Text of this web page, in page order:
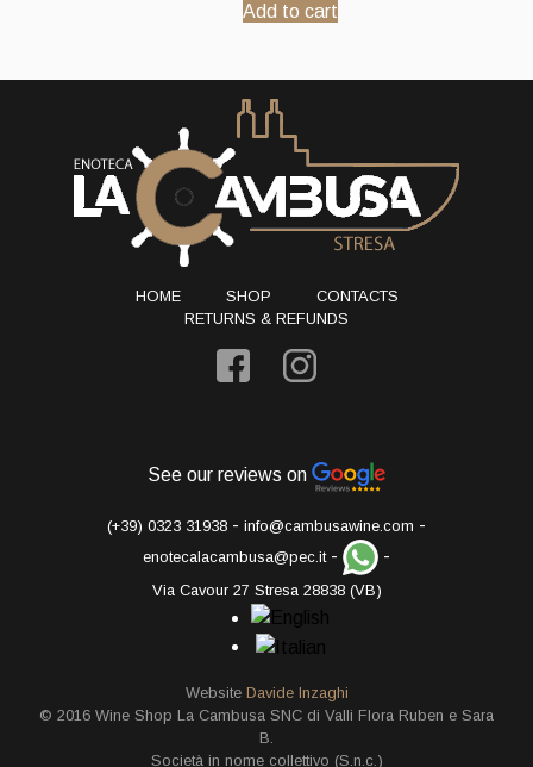
Add to cart
HOME SHOP
CONTACTS
RETURNS & REFUNDS
See our reviews on
(+39) 0323 31938 - info@cambusawine.com -
enotecalacambusa@pec.it- -
Via Cavour 27 Stresa 28838 (VB)
Website Davide Inzaghi
© 2016 Wine Shop La Cambusa SNC di Valli Flora Ruben e Sara
B.
Società in nome collettivo (S.n.c.)